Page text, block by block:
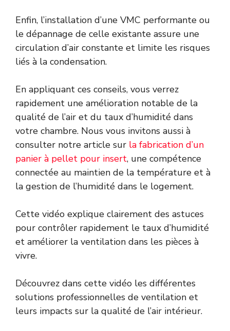
Enfin, l’installation d’une VMC performante ou
le dépannage de celle existante assure une
circulation d’air constante et limite les risques
liés à la condensation.
En appliquant ces conseils, vous verrez
rapidement une amélioration notable de la
qualité de l’air et du taux d’humidité dans
votre chambre. Nous vous invitons aussi à
consulter notre article sur la fabrication d’un
panier à pellet pour insert, une compétence
connectée au maintien de la température et à
la gestion de l’humidité dans le logement.
Cette vidéo explique clairement des astuces
pour contrôler rapidement le taux d’humidité
et améliorer la ventilation dans les pièces à
vivre.
Découvrez dans cette vidéo les différentes
solutions professionnelles de ventilation et
leurs impacts sur la qualité de l’air intérieur.